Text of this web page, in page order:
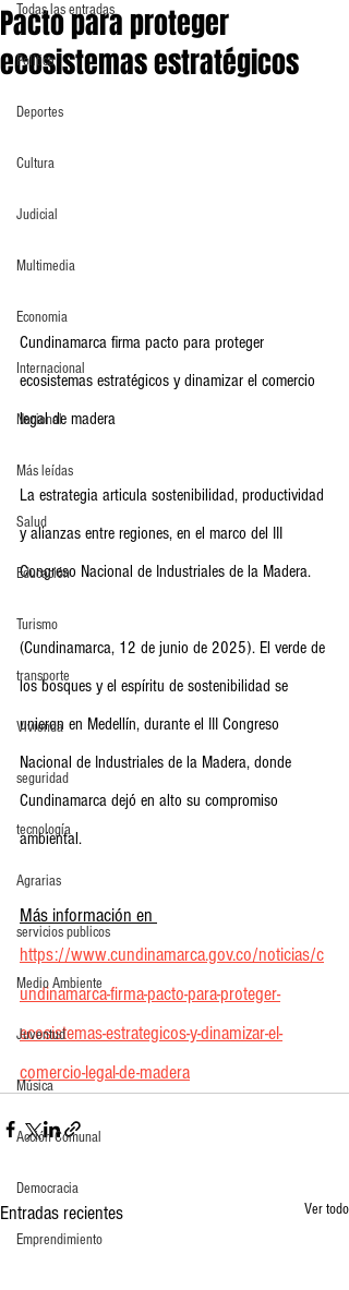
Todas las entradas
Política
Deportes
Cultura
Judicial
Multimedia
Economia
Internacional
Nacional
Más leídas
Salud
Educación
Turismo
transporte
Vivienda
seguridad
tecnología
Agrarias
servicios publicos
Medio Ambiente
Juventud
Música
Acción Comunal
Democracia
Emprendimiento
Pacto para proteger
ecosistemas estratégicos
Cundinamarca firma pacto para proteger
ecosistemas estratégicos y dinamizar el comercio
legal de madera
La estrategia articula sostenibilidad, productividad
y alianzas entre regiones, en el marco del III
Congreso Nacional de Industriales de la Madera.
(Cundinamarca, 12 de junio de 2025). El verde de
los bosques y el espíritu de sostenibilidad se
unieron en Medellín, durante el III Congreso
Nacional de Industriales de la Madera, donde
Cundinamarca dejó en alto su compromiso
ambiental.
Más información en
https://www.cundinamarca.gov.co/noticias/c
undinamarca-firma-pacto-para-proteger-
ecosistemas-estrategicos-y-dinamizar-el-
comercio-legal-de-madera
Entradas recientes Ver todo